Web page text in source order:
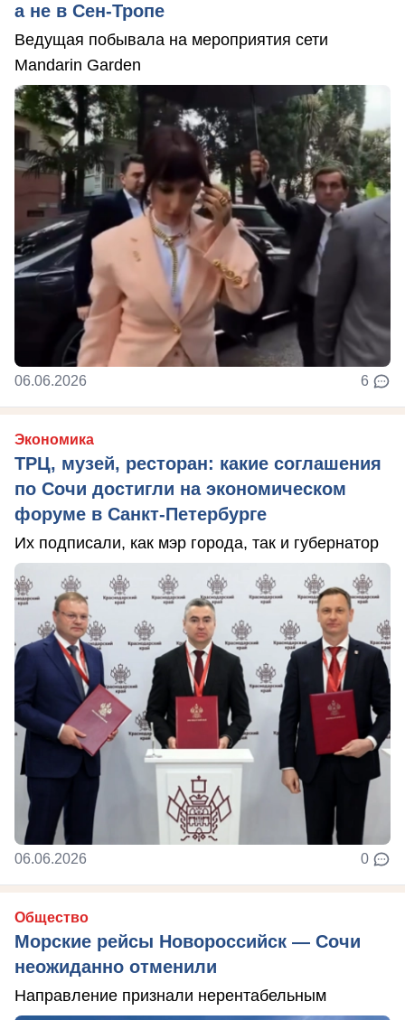
а не в Сен-Тропе
Ведущая побывала на мероприятия сети
Mandarin Garden
06.06.2026 6
Экономика
ТРЦ, музей, ресторан: какие соглашения
по Сочи достигли на экономическом
форуме в Санкт-Петербурге
Их подписали, как мэр города, так и губернатор
06.06.2026 0
Общество
Морские рейсы Новороссийск — Сочи
неожиданно отменили
Направление признали нерентабельным